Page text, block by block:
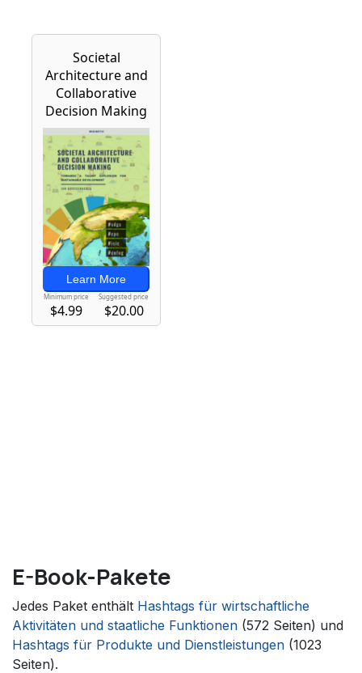
E-Book-Pakete
Jedes Paket enthält Hashtags für wirtschaftliche
Aktivitäten und staatliche Funktionen (572 Seiten) und
Hashtags für Produkte und Dienstleistungen (1023
Seiten).